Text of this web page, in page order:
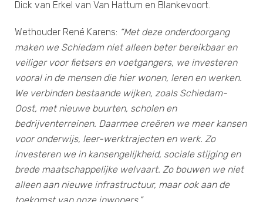
Dick van Erkel van Van Hattum en Blankevoort.
Wethouder René Karens: “Met deze onderdoorgang
maken we Schiedam niet alleen beter bereikbaar en
veiliger voor fietsers en voetgangers, we investeren
vooral in de mensen die hier wonen, leren en werken.
We verbinden bestaande wijken, zoals Schiedam-
Oost, met nieuwe buurten, scholen en
bedrijventerreinen. Daarmee creëren we meer kansen
voor onderwijs, leer-werktrajecten en werk. Zo
investeren we in kansengelijkheid, sociale stijging en
brede maatschappelijke welvaart. Zo bouwen we niet
alleen aan nieuwe infrastructuur, maar ook aan de